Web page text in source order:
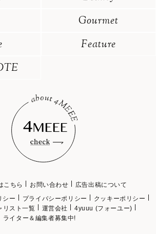
Gourmet
Feature
こちら お問い合わせ
広告出稿について
シー プライバシーポリシー
クッキーポリシー
リスト一覧
運営会社
4yuuu (フォーユー)
ライター＆編集者募集中!